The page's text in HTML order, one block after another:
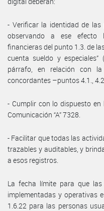
- Verificar la identidad de las
observando a ese efecto
financieras del punto 1.3. de
cuenta sueldo y
párrafo, en relación con
concordantes –puntos 4.1.,
- Cumplir con lo dispuesto
Comunicación “A” 7328.
- Facilitar que todas las
trazables y auditables, y
a esos registros.
La fecha límite para que
implementadas y operativas
1.6.22 para las personas